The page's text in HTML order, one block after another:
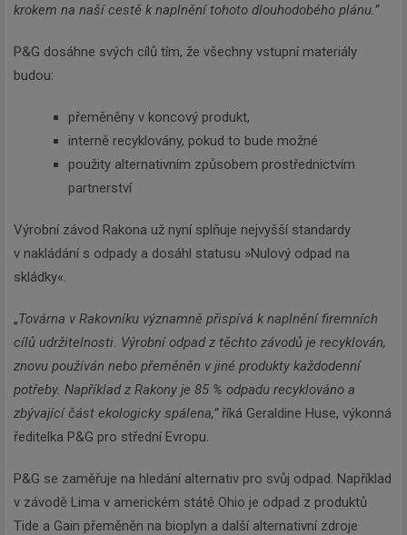
krokem na naší cestě k naplnění tohoto dlouhodobého plánu.”
P&G dosáhne svých cílů tím, že všechny vstupní materiály
budou:
přeměněny v koncový produkt,
interně recyklovány, pokud to bude možné
použity alternativním způsobem prostřednictvím
partnerství
Výrobní závod Rakona už nyní splňuje nejvyšší standardy
v nakládání s odpady a dosáhl statusu »Nulový odpad na
skládky«.
„Továrna v Rakovníku významně přispívá k naplnění firemních
cílů udržitelnosti. Výrobní odpad z těchto závodů je recyklován,
znovu používán nebo přeměněn v jiné produkty každodenní
potřeby. Například z Rakony je 85 % odpadu recyklováno a
zbývající část ekologicky spálena,” říká Geraldine Huse, výkonná
ředitelka P&G pro střední Evropu.
P&G se zaměřuje na hledání alternativ pro svůj odpad. Například
v závodě Lima v americkém státě Ohio je odpad z produktů
Tide a Gain přeměněn na bioplyn a další alternativní zdroje